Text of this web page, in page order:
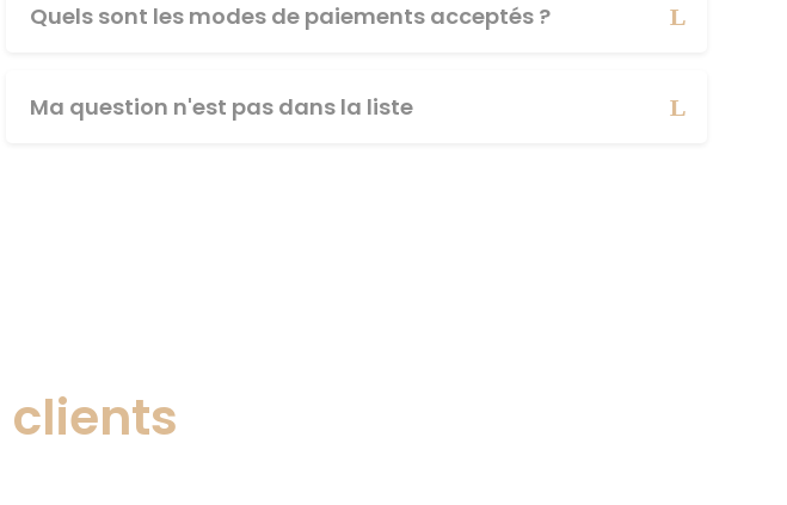
Quels sont les modes de paiements acceptés ?
Ma question n'est pas dans la liste
clients